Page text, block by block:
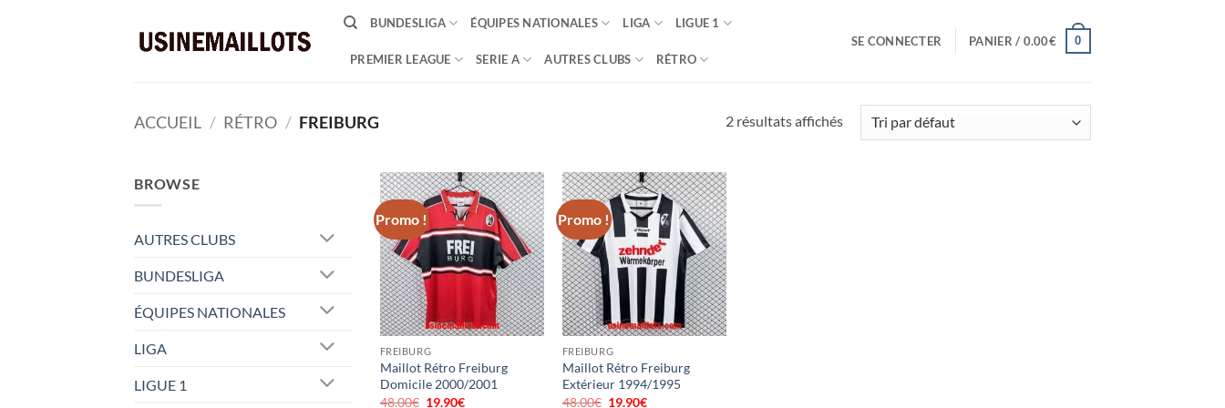
BUNDESLIGA ÉQUIPES NATIONALES LIGA LIGUE 1
PREMIER LEAGUE SERIE A AUTRES CLUBS RÉTRO
SE CONNECTER PANIER / 0.00€ 0
ACCUEIL / RÉTRO / FREIBURG 2 résultats affichés
BROWSE
AUTRES CLUBS
BUNDESLIGA
ÉQUIPES NATIONALES
LIGA
LIGUE 1
Promo !
FREIBURG
Maillot Rétro Freiburg
Domicile 2000/2001
48.00€ Le
19.90€
Promo !
FREIBURG
Maillot Rétro Freiburg
Extérieur 1994/1995
48.00€ Le
19.90€